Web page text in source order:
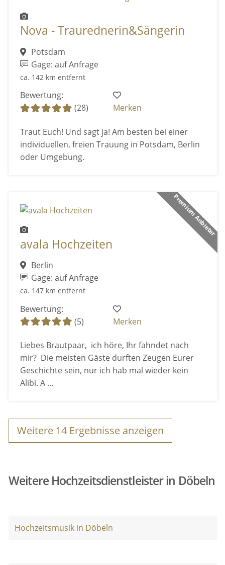
Nova - Traurednerin&Sängerin
Potsdam
Gage: auf Anfrage
ca. 142 km entfernt
Bewertung:
(28)
Merken
Traut Euch! Und sagt ja! Am besten bei einer
individuellen, freien Trauung in Potsdam, Berlin
oder Umgebung.
Premium Anbieter
avala Hochzeiten
Berlin
Gage: auf Anfrage
ca. 147 km entfernt
Bewertung:
(5)
Merken
Liebes Brautpaar, ich höre, Ihr fahndet nach
mir? Die meisten Gäste durften Zeugen Eurer
Geschichte sein, nur ich hab mal wieder kein
Alibi. A ...
Weitere 14 Ergebnisse anzeigen
Weitere Hochzeitsdienstleister in Döbeln
Hochzeitsmusik in Döbeln